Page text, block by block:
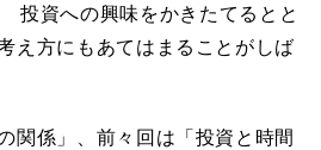
投資への興味をかきたてるとと
え方にもあてはまることがしば
関係」、前々回は「投資と時間